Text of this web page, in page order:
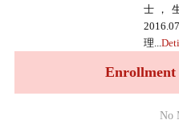
士，
理...
No